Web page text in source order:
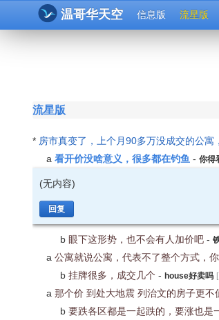
温哥华天空 信息版 流星版
流星版
* 房市真变了，上个月90多万没成交的公寓
a 看开价没啥意义，很多都在钓鱼 - 你得
(无内容)
回复
b 眼下这形势，也不会有人加价吧 -
a 公寓就说公寓，代表不了整个方式，
b 挂牌很多，成交几个 - house好卖吗 [
a 那个价 到处大地震 列治文的房子更不
b 要跌各区都是一起跌的，要涨也是